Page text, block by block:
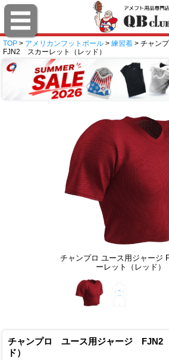
TOP > アメリカンフットボール > 練習着 > チャン
FJN2 スカーレット（レッド）
チャンプロ ユース用ジャージ
ーレット（レッド）
チャンプロ ユース用ジャージ FJN2
ド）